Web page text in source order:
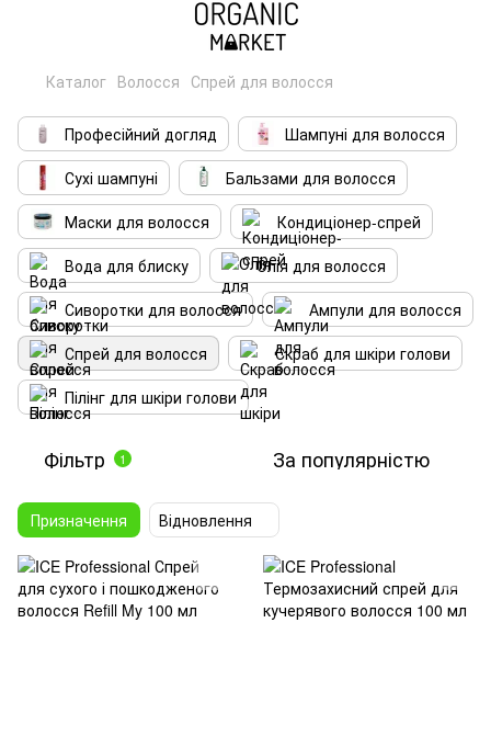
Каталог Волосся Спрей для волосся
Професійний догляд
Шампуні для волосся
Сухі шампуні
Бальзами для волосся
Маски для волосся
Кондиціонер-спрей
Вода для блиску
Олія для волосся
Сиворотки для волосся
Ампули для волосся
Спрей для волосся
Скраб для шкіри голови
Пілінг для шкіри голови
Фільтр 1 За популярністю
Призначення Відновлення